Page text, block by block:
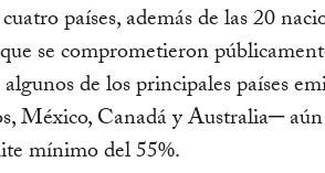
países, además de las 20
se comprometieron
de los principales países
México, Canadá y Australia─
mínimo del 55%.